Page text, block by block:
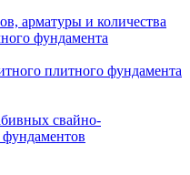
арматуры и количества
фундамента
плитного фундамента
свайно-
фундаментов